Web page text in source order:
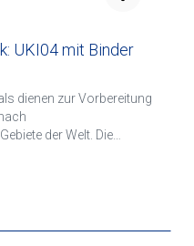
UKI04 mit Binder
dienen zur Vorbereitung
der Welt. Die
(ILS,
Charts),